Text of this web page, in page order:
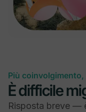
Aggiungi il tuo
Le tue app
Più
È difficile
Risposta breve —